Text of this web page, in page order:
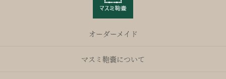
オーダーメイド
マスミ鞄嚢について